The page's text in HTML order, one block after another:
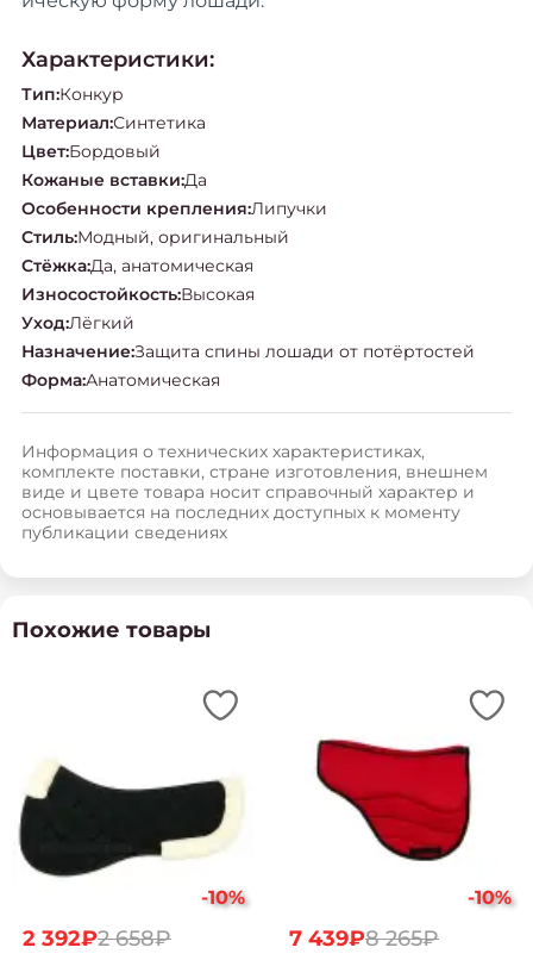
Характеристики:
Тип:Конкур
Материал:Синтетика
Цвет:Бордовый
Кожаные вставки:Да
Особенности крепления:Липучки
Стиль:Модный, оригинальный
Стёжка:Да, анатомическая
Износостойкость:Высокая
Уход:Лёгкий
Назначение:Защита спины лошади от потёртостей
Форма:Анатомическая
Информация о технических характеристиках,
комплекте поставки, стране изготовления, внешнем
виде и цвете товара носит справочный характер и
основывается на последних доступных к моменту
публикации сведениях
Похожие товары
-10%
2 392₽2 658₽
-10%
7 439₽8 265₽